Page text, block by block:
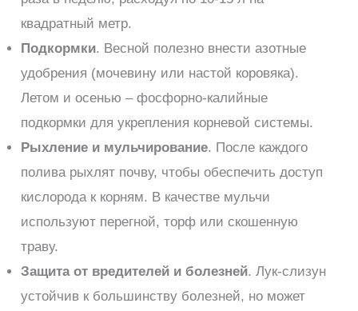
квадратный метр.
Подкормки. Весной полезно внести азотные
удобрения (мочевину или настой коровяка).
Летом и осенью – фосфорно-калийные
подкормки для укрепления корневой системы.
Рыхление и мульчирование. После каждого
полива рыхлят почву, чтобы обеспечить доступ
кислорода к корням. В качестве мульчи
используют перегной, торф или скошенную
траву.
Защита от вредителей и болезней. Лук-слизун
устойчив к большинству болезней, но может